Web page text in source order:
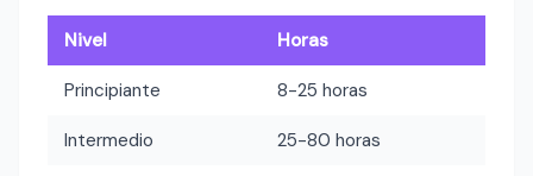
Nivel Horas
Principiante 8-25 horas
Intermedio 25-80 horas